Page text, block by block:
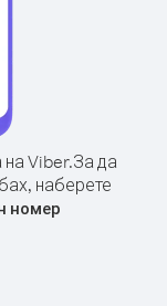
Viber.За да
наберете
номер